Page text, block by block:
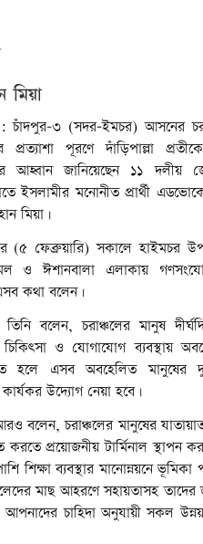
মিয়া
চাঁদপুর-৩ (সদর–ইমচর) আসনের
প্রত্যাশা পূরণে দাঁড়িপাল্লা
আহ্বান জানিয়েছেন ১১ দলীয়
ইসলামীর মনোনীত প্রার্থী
মিয়া।
(৫ ফেব্রুয়ারি) সকালে হাইমচর
ও ঈশানবালা এলাকায়
কথা বলেন।
বলেন, চরাঞ্চলের মানুষ
চিকিৎসা ও যোগাযোগ ব্যবস্থায়
হলে এসব অবহেলিত মানুষের
উদ্যোগ নেয়া হবে।
বলেন, চরাঞ্চলের মানুষের
করতে প্রয়োজনীয় টার্মিনাল স্থাপন
শিক্ষা ব্যবস্থার মানোন্নয়নে
মাছ আহরণে সহায়তাসহ তাদের
চাহিদা অনুযায়ী সকল